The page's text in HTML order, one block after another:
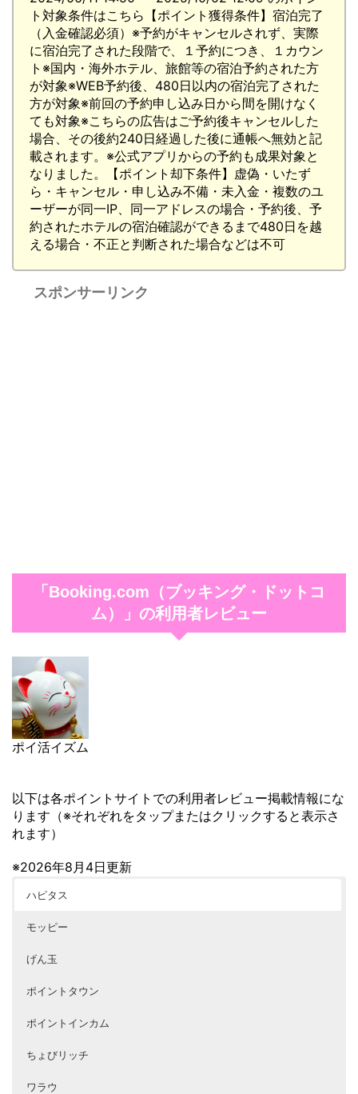
ト対象条件はこちら【ポイント獲得条件】宿泊完了
（入金確認必須）※予約がキャンセルされず、実際
に宿泊完了された段階で、１予約につき、１カウン
ト※国内・海外ホテル、旅館等の宿泊予約された方
が対象※WEB予約後、480日以内の宿泊完了された
方が対象※前回の予約申し込み日から間を開けなく
ても対象※こちらの広告はご予約後キャンセルした
場合、その後約240日経過した後に通帳へ無効と記
載されます。※公式アプリからの予約も成果対象と
なりました。【ポイント却下条件】虚偽・いたず
ら・キャンセル・申し込み不備・未入金・複数のユ
ーザーが同一IP、同一アドレスの場合・予約後、予
約されたホテルの宿泊確認ができるまで480日を越
える場合・不正と判断された場合などは不可
スポンサーリンク
「Booking.com（ブッキング・ドットコ
ム）」の利用者レビュー
ポイ活イズム
以下は各ポイントサイトでの利用者レビュー掲載情報にな
ります（※それぞれをタップまたはクリックすると表示さ
れます）
※2026年8月4日更新
ハピタス
モッピー
げん玉
ポイントタウン
ポイントインカム
ちょびリッチ
ワラウ